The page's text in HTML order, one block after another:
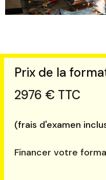
Prix de la
2976 € TTC
(frais d'examen
Financer votre